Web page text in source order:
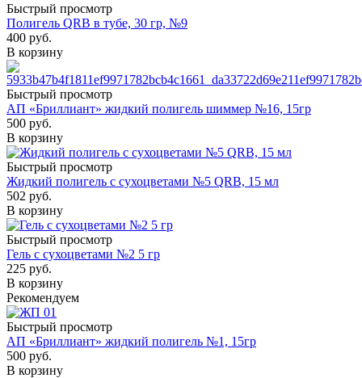
Быстрый просмотр
Полигель QRB в тубе, 30 гр, №9
400 руб.
В корзину
Быстрый просмотр
АП «Бриллиант» жидкий полигель шиммер №16, 15гр
500 руб.
В корзину
Быстрый просмотр
Жидкий полигель с сухоцветами №5 QRB, 15 мл
502 руб.
В корзину
Быстрый просмотр
Гель с сухоцветами №2 5 гр
225 руб.
В корзину
Рекомендуем
Быстрый просмотр
АП «Бриллиант» жидкий полигель №1, 15гр
500 руб.
В корзину